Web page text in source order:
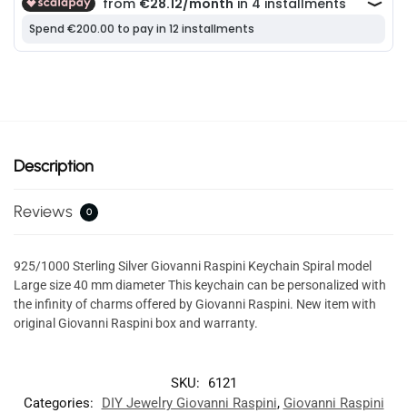
Description
Reviews 0
925/1000 Sterling Silver Giovanni Raspini Keychain Spiral model
Large size 40 mm diameter This keychain can be personalized with
the infinity of charms offered by Giovanni Raspini. New item with
original Giovanni Raspini box and warranty.
SKU:
6121
Categories:
DIY Jewelry Giovanni Raspini, Giovanni Raspini